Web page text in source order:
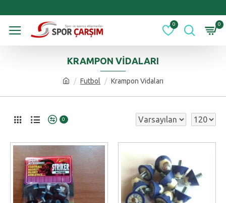
0 0
Futbol Krampon Vidaları
KRAMPON VIDALARI
0